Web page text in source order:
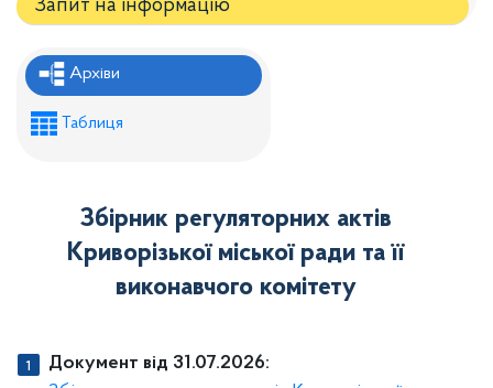
Запит на iнформацію
Рішення районної ради
Рішення виконавчого комітету
Розпорядження районного голови
Проекти рішень районної ради
Проєкти рішень виконавчого комітету
Архіви
Таблиця
Збірник регуляторних актів
Криворізької міської ради та її
виконавчого комітету
Документ від 31.07.2026: